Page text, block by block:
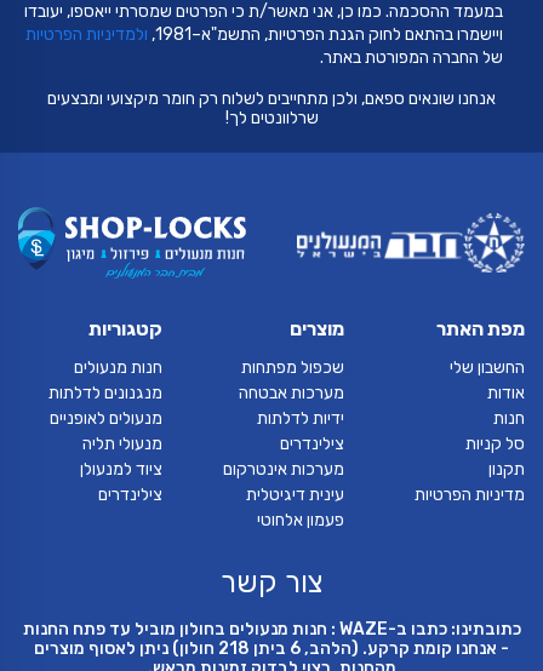
במעמד ההסכמה. כמו כן, אני מאשר/ת כי הפרטים שמסרתי ייאספו, יעובדו
ויישמרו בהתאם לחוק הגנת הפרטיות, התשמ"א–1981,
ולמדיניות הפרטיות
של החברה המפורטת באתר.
אנחנו שונאים ספאם, ולכן מתחייבים לשלוח רק חומר מיקצועי ומבצעים
שרלוונטים לך!
מפת האתר
החשבון שלי
אודות
חנות
סל קניות
תקנון
מדיניות הפרטיות
מוצרים
שכפול מפתחות
מערכות אבטחה
ידיות לדלתות
צילינדרים
מערכות אינטרקום
עינית דיגיטלית
פעמון אלחוטי
קטגוריות
חנות מנעולים
מנגנונים לדלתות
מנעולים לאופניים
מנעולי תליה
ציוד למנעולן
צילינדרים
צור קשר
כתובתינו: כתבו ב-WAZE : חנות מנעולים בחולון מוביל עד פתח החנות
- אנחנו קומת קרקע. (הלהב, 6 ביתן 218 חולון) ניתן לאסוף מוצרים